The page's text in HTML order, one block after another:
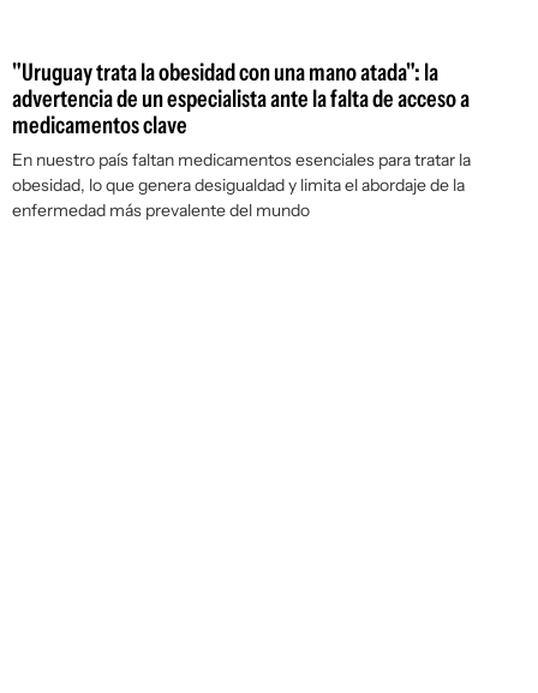
"Uruguay trata la obesidad con una mano atada": la
advertencia de un especialista ante la falta de acceso a
medicamentos clave
En nuestro país faltan medicamentos esenciales para tratar la
obesidad, lo que genera desigualdad y limita el abordaje de la
enfermedad más prevalente del mundo